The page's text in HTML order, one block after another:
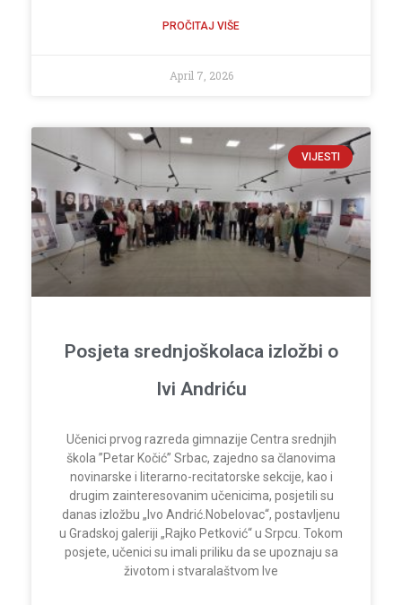
PROČITAJ VIŠE
April 7, 2026
VIJESTI
Posjeta srednjoškolaca izložbi o
Ivi Andriću
Učenici prvog razreda gimnazije Centra srednjih
škola ”Petar Kočić” Srbac, zajedno sa članovima
novinarske i literarno-recitatorske sekcije, kao i
drugim zainteresovanim učenicima, posjetili su
danas izložbu „Ivo Andrić.Nobelovac“, postavljenu
u Gradskoj galeriji „Rajko Petković“ u Srpcu. Tokom
posjete, učenici su imali priliku da se upoznaju sa
životom i stvaralaštvom Ive